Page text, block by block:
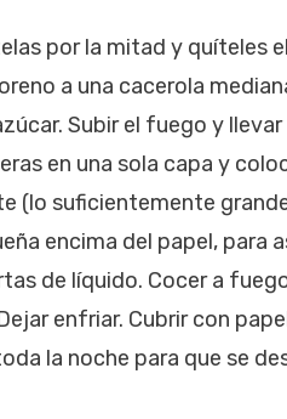
por la mitad y quíteles
a una cacerola
Subir el fuego y
en una sola capa y
(lo suficientemente
encima del papel, para
de líquido. Cocer a
enfriar. Cubrir con
la noche para que se